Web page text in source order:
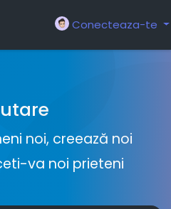
Conecteaza-te
noi, creează noi
va noi prieteni